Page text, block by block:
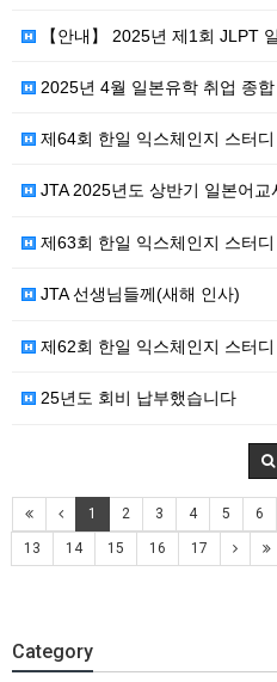
【안내】 2025년 제1회 JLPT 일본
2025년 4월 일본유학 취업 종
제64회 한일 익스체인지 스터
JTA 2025년도 상반기 일본어교
제63회 한일 익스체인지 스터
JTA 선생님들께(새해 인사)
제62회 한일 익스체인지 스터
25년도 회비 납부했습니다
1 2 3 4 5 6
13 14 15 16 17
Category